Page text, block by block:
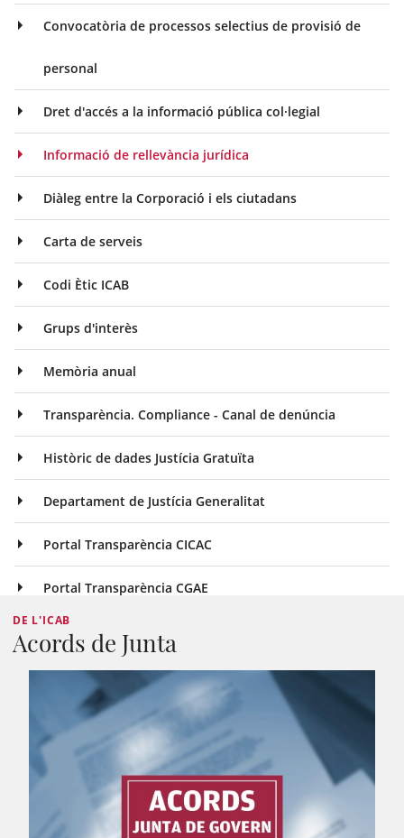
Convocatòria de processos selectius de provisió de
personal
Dret d'accés a la informació pública col·legial
Informació de rellevància jurídica
Diàleg entre la Corporació i els ciutadans
Carta de serveis
Codi Ètic ICAB
Grups d'interès
Memòria anual
Transparència. Compliance - Canal de denúncia
Històric de dades Justícia Gratuïta
Departament de Justícia Generalitat
Portal Transparència CICAC
Portal Transparència CGAE
DE L'ICAB
Acords de Junta